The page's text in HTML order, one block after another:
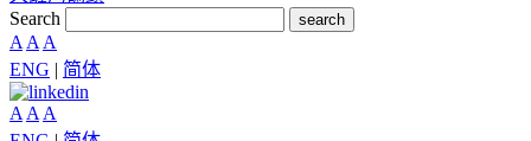
Search
search
A A A
ENG | 简体
A A A